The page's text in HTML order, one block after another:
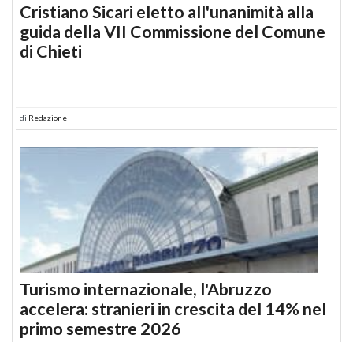
Cristiano Sicari eletto all'unanimità alla
guida della VII Commissione del Comune
di Chieti
di Redazione
Turismo internazionale, l'Abruzzo
accelera: stranieri in crescita del 14% nel
primo semestre 2026